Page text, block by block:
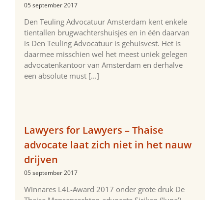
05 september 2017
Den Teuling Advocatuur Amsterdam kent enkele
tientallen brugwachtershuisjes en in één daarvan
is Den Teuling Advocatuur is gehuisvest. Het is
daarmee misschien wel het meest uniek gelegen
advocatenkantoor van Amsterdam en derhalve
een absolute must [...]
Lawyers for Lawyers – Thaise
advocate laat zich niet in het nauw
drijven
05 september 2017
Winnares L4L-Award 2017 onder grote druk De